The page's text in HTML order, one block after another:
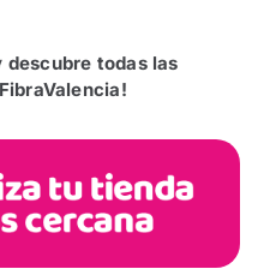
descubre todas las